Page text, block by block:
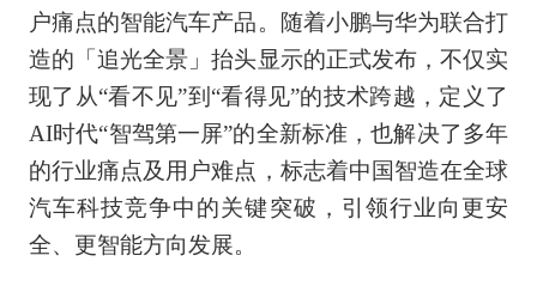
户痛点的智能汽车产品。随着小鹏与华为联合打
造的「追光全景」抬头显示的正式发布，不仅实
现了从“看不见”到“看得见”的技术跨越，定义了
AI时代“智驾第一屏”的全新标准，也解决了多年
的行业痛点及用户难点，标志着中国智造在全球
汽车科技竞争中的关键突破，引领行业向更安
全、更智能方向发展。